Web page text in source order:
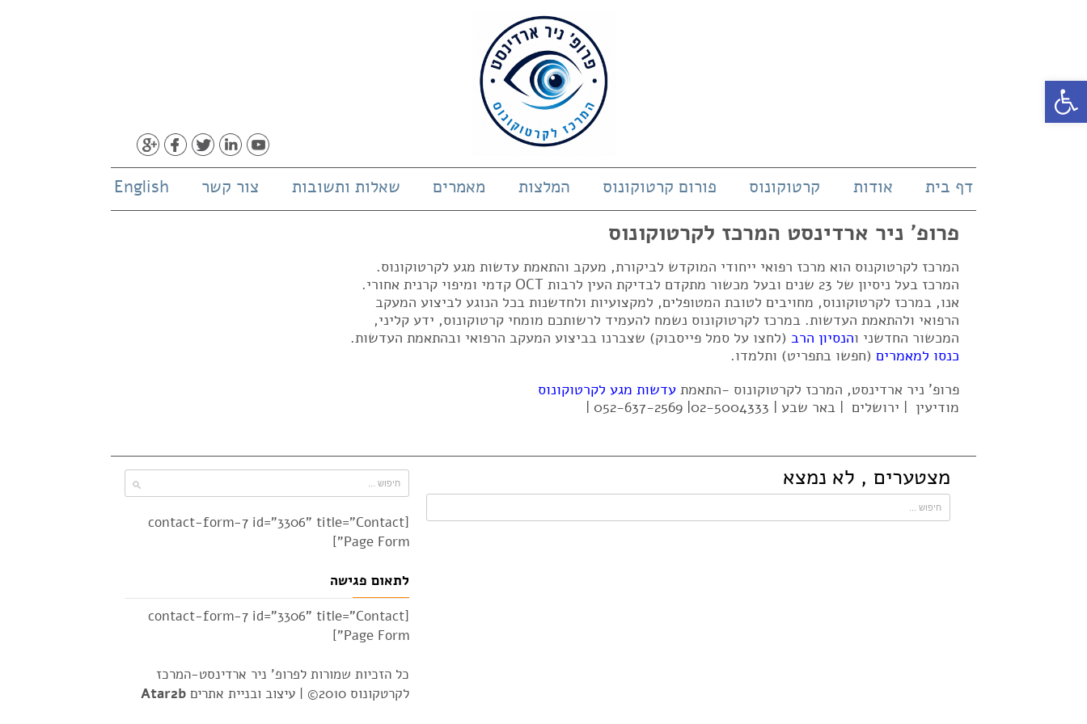
פתח סרגל נגישות
דף בית אודות קרטוקונוס פורום קרטוקונוס המלצות מאמרים שאלות ותשובות צור קשר English
פרופ' ניר ארדינסט המרכז לקרטוקונוס
המרכז לקרטוקנוס הוא מרכז רפואי ייחודי המוקדש לביקורת, מעקב והתאמת עדשות מגע לקרטוקונוס.
המרכז בעל ניסיון של 23 שנים ובעל מכשור מתקדם לבדיקת העין לרבות OCT קדמי ומיפוי קרנית אחורי.
אנו, במרכז לקרטוקונוס, מחויבים לטובת המטופלים, למקצועיות ולחדשנות בכל הנוגע לביצוע המעקב
הרפואי ולהתאמת העדשות. במרכז לקרטוקונוס נשמח להעמיד לרשותכם מומחי קרטוקונוס, ידע קליני,
המכשור החדשני והנסיון הרב (לחצו על סמל פייסבוק) שצברנו בביצוע המעקב הרפואי ובהתאמת העדשות.
כנסו למאמרים (חפשו בתפריט) ותלמדו.
פרופ' ניר ארדינסט, המרכז לקרטוקונוס -התאמת עדשות מגע לקרטוקונוס
מודיעין | ירושלים | באר שבע | 02-5004333| 052-637-2569 |
מצטערים , לא נמצא
[contact-form-7 id="3306" title="Contact
Page Form"]
לתאום פגישה
[contact-form-7 id="3306" title="Contact
Page Form"]
כל הזכיות שמורות לפרופ' ניר ארדינסט-המרכז
לקרטקונוס 2010© |
עיצוב ובניית אתרים Atar2b